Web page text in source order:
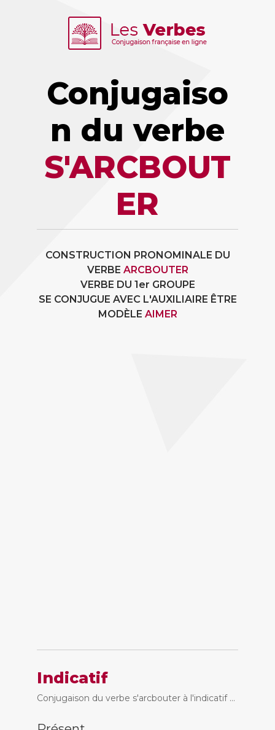
Conjugaiso
n du verbe
S'ARCBOUT
ER
CONSTRUCTION PRONOMINALE DU
VERBE ARCBOUTER
VERBE DU 1er GROUPE
SE CONJUGUE AVEC L'AUXILIAIRE ÊTRE
MODÈLE AIMER
Indicatif
Conjugaison du verbe s'arcbouter à l'indicatif ...